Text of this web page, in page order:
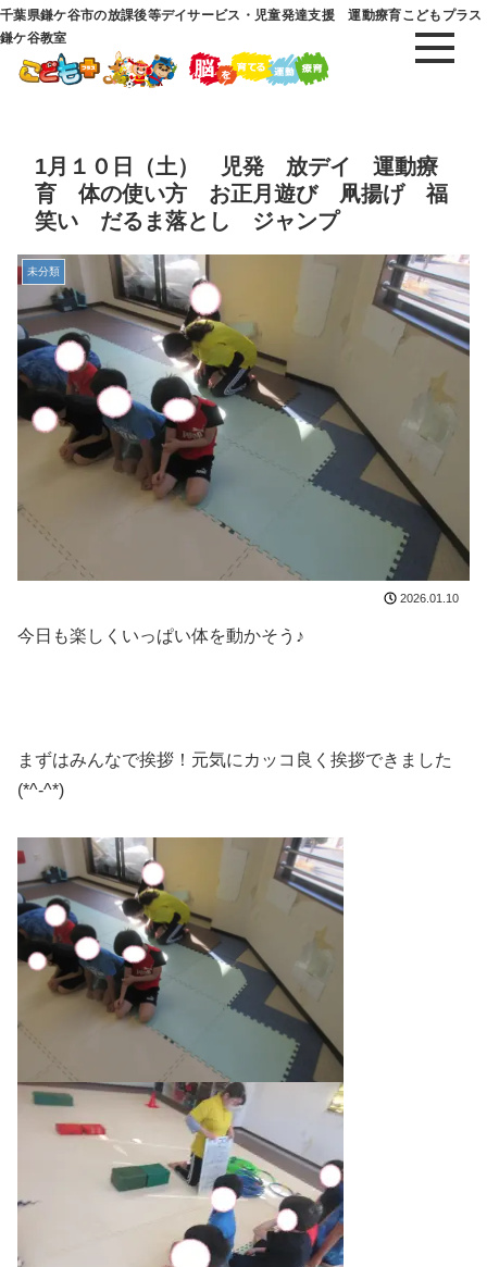
千葉県鎌ケ谷市の放課後等デイサービス・児童発達支援 運動療育こどもプラス
鎌ケ谷教室
1月１０日（土） 児発 放デイ 運動療
育 体の使い方 お正月遊び 凧揚げ 福
笑い だるま落とし ジャンプ
未分類
2026.01.10
今日も楽しくいっぱい体を動かそう♪
まずはみんなで挨拶！元気にカッコ良く挨拶できました
(*^-^*)